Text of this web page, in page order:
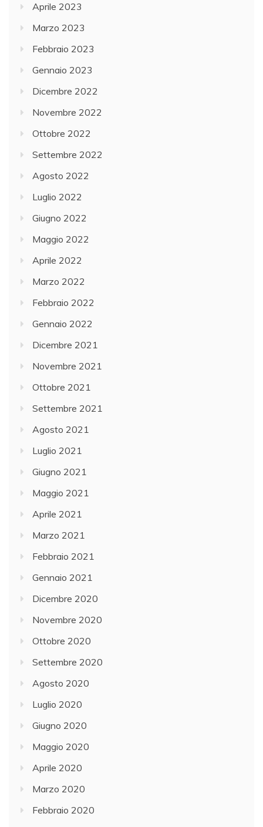
Aprile 2023
Marzo 2023
Febbraio 2023
Gennaio 2023
Dicembre 2022
Novembre 2022
Ottobre 2022
Settembre 2022
Agosto 2022
Luglio 2022
Giugno 2022
Maggio 2022
Aprile 2022
Marzo 2022
Febbraio 2022
Gennaio 2022
Dicembre 2021
Novembre 2021
Ottobre 2021
Settembre 2021
Agosto 2021
Luglio 2021
Giugno 2021
Maggio 2021
Aprile 2021
Marzo 2021
Febbraio 2021
Gennaio 2021
Dicembre 2020
Novembre 2020
Ottobre 2020
Settembre 2020
Agosto 2020
Luglio 2020
Giugno 2020
Maggio 2020
Aprile 2020
Marzo 2020
Febbraio 2020